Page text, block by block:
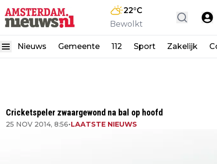
22°C
Bewolkt
Nieuws Gemeente 112 Sport Zakelijk
Cricketspeler zwaargewond na bal op hoofd
25 NOV 2014, 8:56•LAATSTE NIEUWS